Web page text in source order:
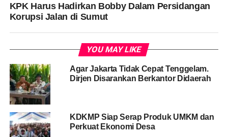
KPK Harus Hadirkan Bobby Dalam Persidangan
Korupsi Jalan di Sumut
YOU MAY LIKE
Agar Jakarta Tidak Cepat Tenggelam.
Dirjen Disarankan Berkantor Didaerah
KDKMP Siap Serap Produk UMKM dan
Perkuat Ekonomi Desa